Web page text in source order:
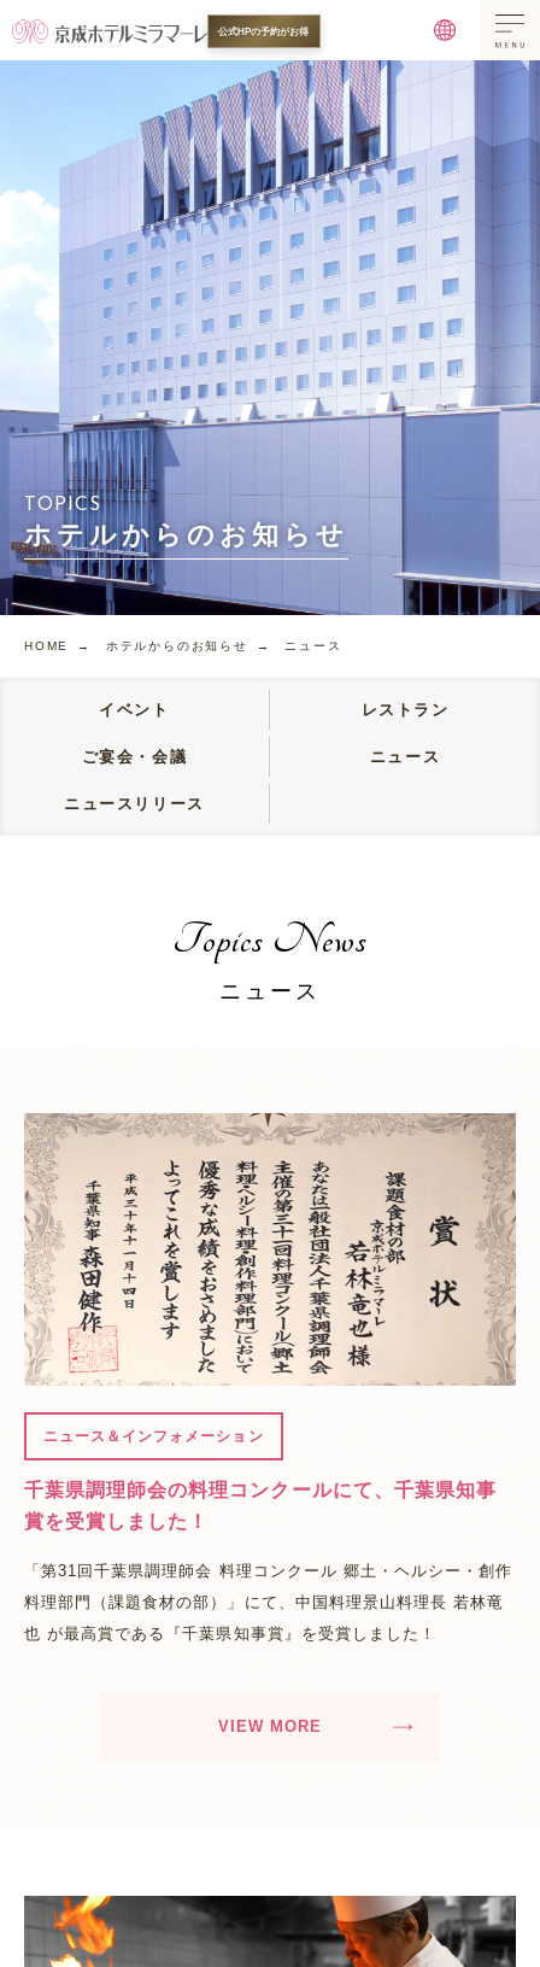
公式HPの予約がお得
TOPICS
ホテルからのお知らせ
HOME → ホテルからのお知らせ → ニュース
イベント レストラン
ご宴会・会議 ニュース
ニュースリリース
Topics News
ニュース
ニュース＆インフォメーション
千葉県調理師会の料理コンクールにて、千葉県知事
賞を受賞しました！
「第31回千葉県調理師会 料理コンクール 郷土・ヘルシー・創作
料理部門（課題食材の部）」にて、中国料理景山料理長 若林竜
也 が最高賞である『千葉県知事賞』を受賞しました！
VIEW MORE